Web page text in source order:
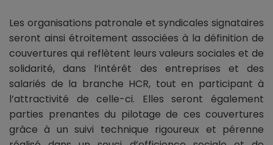
Les organisations patronale et syndicales signataires
seront ainsi étroitement associées à la définition de
couvertures qui reflètent leurs valeurs sociales et de
solidarité, dans l’intérêt des entreprises et des
salariés de la branche HCR, tout en participant à
l’attractivité de celle-ci. Elles seront également
parties prenantes du pilotage de ces couvertures
grâce à un suivi technique rigoureux et pérenne